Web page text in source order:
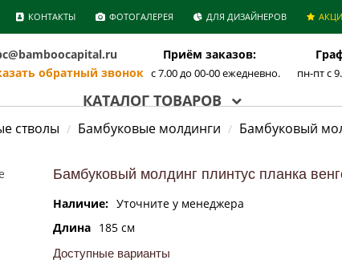
КОНТАКТЫ ФОТОГАЛЕРЕЯ ДЛЯ ДИЗАЙНЕРОВ
Приём заказов:
обратный звонок с 7.00 до 00-00 ежедневно. пн-пт с
КАТАЛОГ ТОВАРОВ
стволы Бамбуковые молдинги Бамбуковый
Бамбуковый молдинг плинтус планка
Наличие: Уточните у менеджера
Длина 185 cм
Доступные варианты